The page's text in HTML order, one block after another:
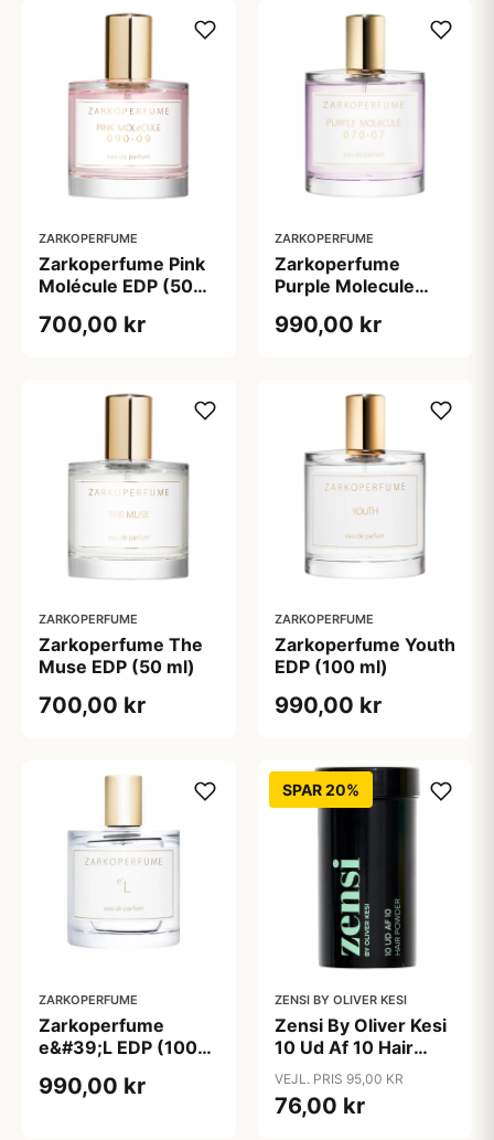
ZARKOPERFUME
Zarkoperfume Pink
Molécule EDP (50
700,00 kr
ZARKOPERFUME
Zarkoperfume
Purple Molecule
ml)
990,00 kr
ZARKOPERFUME
Zarkoperfume The
Muse EDP (50 ml)
700,00 kr
ZARKOPERFUME
Zarkoperfume Youth
EDP (100 ml)
990,00 kr
ZARKOPERFUME
Zarkoperfume
e&#39;L EDP (100
990,00 kr
SPAR 20%
ZENSI BY OLIVER KESI
Zensi By Oliver Kesi
10 Ud Af 10 Hair
Powder (10 g)
VEJL. PRIS 95,00 KR
76,00 kr